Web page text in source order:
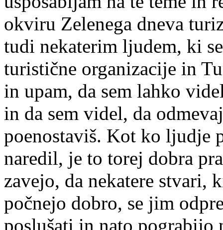
okviru Zelenega dneva
tudi nekaterim ljudem, ki
turistične organizacije in
in upam, da sem lahko
in da sem videl, da
poenostaviš. Kot ko ljudje
naredil, je to torej dobra
zavejo, da nekatere stvari,
počnejo dobro, se jim
poslušati in nato pograbijo